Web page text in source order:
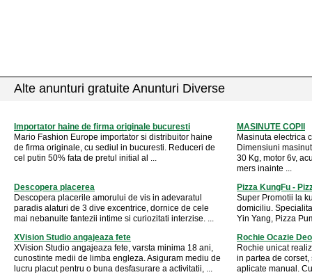
Alte anunturi gratuite Anunturi Diverse
Importator haine de firma originale bucuresti
Mario Fashion Europe importator si distribuitor haine
de firma originale, cu sediul in bucuresti. Reduceri de
cel putin 50% fata de pretul initial al ...
MASINUTE COPII
Masinuta electrica
Dimensiuni
30 Kg, motor 6v,
mers inainte ...
Descopera placerea
Descopera placerile amorului de vis in adevaratul
paradis alaturi de 3 dive excentrice, dornice de cele
mai nebanuite fantezii intime si curiozitati interzise. ...
Pizza KungFu -
Super Promotii la
domiciliu.
Yin Yang, Pizza
XVision Studio angajeaza fete
XVision Studio angajeaza fete, varsta minima 18 ani,
cunostinte medii de limba engleza. Asiguram mediu de
lucru placut pentru o buna desfasurare a activitatii, ...
Rochie Ocazie
Rochie unicat
in partea de
aplicate manual.